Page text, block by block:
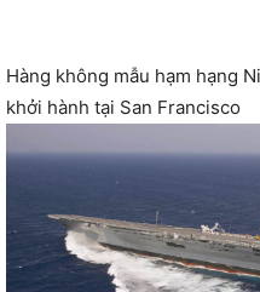
Hàng không mẫu hạm hạng
khởi hành tại San Francisco